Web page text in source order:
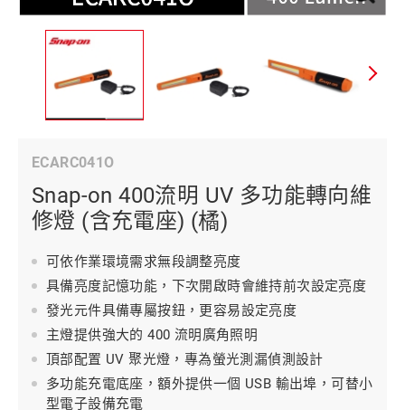
ECARC041O
Snap-on 400流明 UV 多功能轉向維
修燈 (含充電座) (橘)
可依作業環境需求無段調整亮度
具備亮度記憶功能，下次開啟時會維持前次設定亮度
發光元件具備專屬按鈕，更容易設定亮度
主燈提供強大的 400 流明廣角照明
頂部配置 UV 聚光燈，專為螢光測漏偵測設計
多功能充電底座，額外提供一個 USB 輸出埠，可替小
型電子設備充電